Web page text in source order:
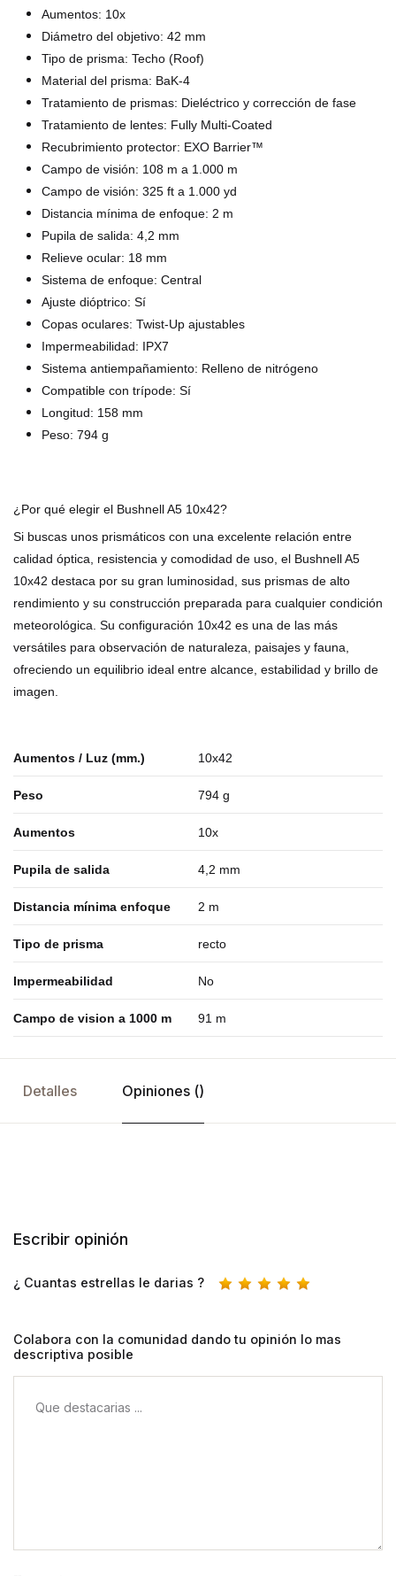
Aumentos: 10x
Diámetro del objetivo: 42 mm
Tipo de prisma: Techo (Roof)
Material del prisma: BaK-4
Tratamiento de prismas: Dieléctrico y corrección de fase
Tratamiento de lentes: Fully Multi-Coated
Recubrimiento protector: EXO Barrier™
Campo de visión: 108 m a 1.000 m
Campo de visión: 325 ft a 1.000 yd
Distancia mínima de enfoque: 2 m
Pupila de salida: 4,2 mm
Relieve ocular: 18 mm
Sistema de enfoque: Central
Ajuste dióptrico: Sí
Copas oculares: Twist-Up ajustables
Impermeabilidad: IPX7
Sistema antiempañamiento: Relleno de nitrógeno
Compatible con trípode: Sí
Longitud: 158 mm
Peso: 794 g
¿Por qué elegir el Bushnell A5 10x42?
Si buscas unos prismáticos con una excelente relación entre
calidad óptica, resistencia y comodidad de uso, el Bushnell A5
10x42 destaca por su gran luminosidad, sus prismas de alto
rendimiento y su construcción preparada para cualquier condición
meteorológica. Su configuración 10x42 es una de las más
versátiles para observación de naturaleza, paisajes y fauna,
ofreciendo un equilibrio ideal entre alcance, estabilidad y brillo de
imagen.
Aumentos / Luz (mm.) 10x42
Peso 794 g
Aumentos 10x
Pupila de salida 4,2 mm
Distancia mínima enfoque 2 m
Tipo de prisma recto
Impermeabilidad No
Campo de vision a 1000 m 91 m
Detalles Opiniones ()
Escribir opinión
¿ Cuantas estrellas le darias ?
Colabora con la comunidad dando tu opinión lo mas
descriptiva posible